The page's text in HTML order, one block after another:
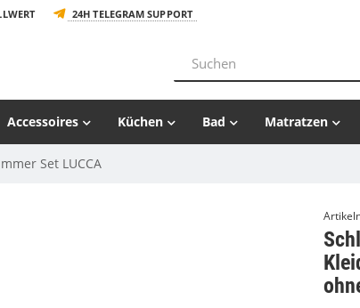
24H TELEGRAM SUPPORT
Accessoires Küchen Bad Matratzen
Set LUCCA